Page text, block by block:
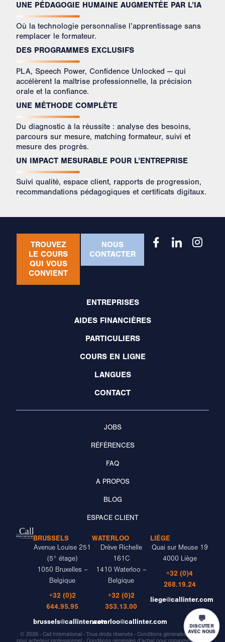
UNE PÉDAGOGIE HUMAINE AUGMENTÉE PAR L’IA
Où la technologie personnalise l’apprentissage sans
remplacer le formateur. ​
DES PROGRAMMES EXCLUSIFS
PLA, Speech Power, Confidence Unlocked — qui
accélèrent la maîtrise professionnelle, la précision
orale et la confiance.
UNE MÉTHODE COMPLÈTE
Du diagnostic à la réussite : analyse des besoins,
parcours sur mesure, matching formateur, suivi et
mesure des progrès.
UN IMPACT MESURABLE POUR L’ENTREPRISE
Suivi qualité, espace client, rapports de progression,
recommandations pédagogiques et certificats digitaux.
ENTREPRISES
AIDES FINANCIÈRES
PARTICULIERS
COURS EN LIGNE
LANGUES
CONTACT
JOBS
RÉFÉRENCES
FAQ
A PROPOS
BLOG
ESPACE CLIENT
TROUVEZ
LE COURS
QUI VOUS
CONVIENT
NOUS
CONTACTER
BRUSSELS
Avenue Louise 251
(5° étage)
1050 Bruxelles –
Belgique
+32 (0)2
644.95.95
brussels@callinter.com
WATERLOO
Drève Richelle
161C
1410 Waterloo –
Belgique
+32 (0)2
353.13.00
waterloo@callinter.com
LIÈGE
Quai sur Meuse 19
4000 Liège
+32 (0)4
268.19.24
liege@callinter.com
© 2026 - Call International - Tous droits réservés - Conditions générales d’achat
💬
DISCUTER
AVEC NOUS